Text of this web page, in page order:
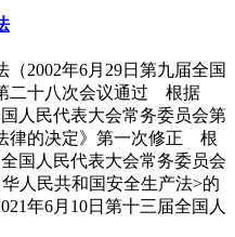
2002年6月29日第九届全国
二十八次会议通过 根据
人民代表大会常务委员会第
律的决定》第一次修正 根
国人民代表大会常务委员会
人民共和国安全生产法>的
年6月10日第十三届全国人